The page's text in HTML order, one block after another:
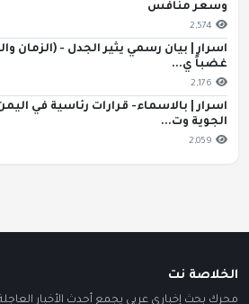
وسعر منافس
2,574
اسرار | بيان رسمي يثير الجدل - (الزمان
غضباً ي...
2,176
اسرار | بالاسماء- قرارات رئاسية في
الجوية وت...
2,059
الخلاصة نت
محرك بحث إخباري عربي يجمع أحدث الأخبار العاجلة